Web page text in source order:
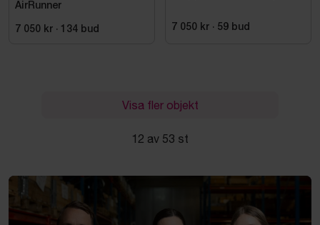
AirRunner
7 050 kr · 134 bud 7 050 kr · 59 bud
Visa fler objekt
12 av 53 st